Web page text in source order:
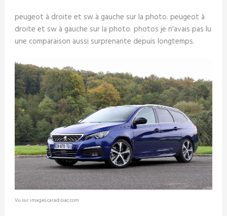
peugeot à droite et sw à gauche sur la photo. peugeot à
droite et sw à gauche sur la photo. photos je n'avais pas lu
une comparaison aussi surprenante depuis longtemps.
Vu sur images.caradisiac.com